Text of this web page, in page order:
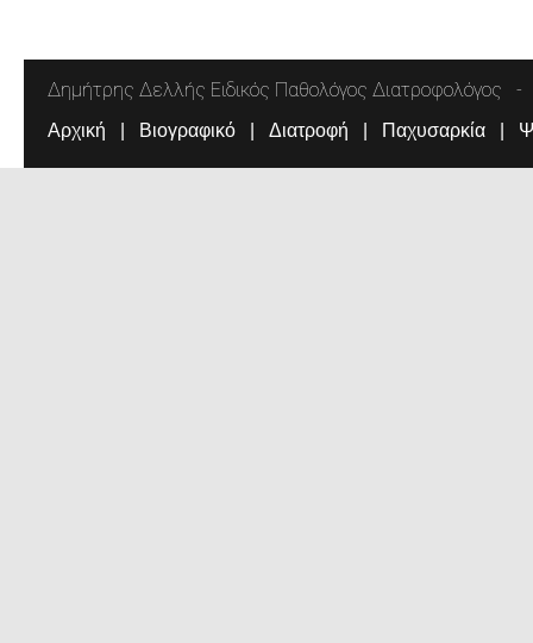
Δημήτρης Δελλής Ειδικός Παθολόγος Διατροφολόγος
Αρχική Βιογραφικό Διατροφή Παχυσαρκία